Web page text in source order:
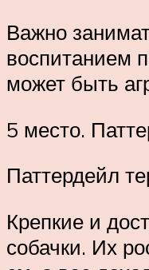
Важно
воспитанием
может быть
5 место.
Паттердейл
Крепкие и
собачки. Их